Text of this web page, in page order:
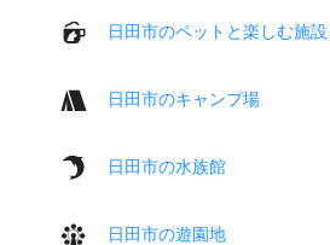
日田市のペットと楽しむ施設
日田市のキャンプ場
日田市の水族館
日田市の遊園地